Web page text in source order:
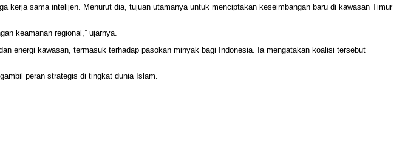
kerja sama intelijen. Menurut dia, tujuan utamanya untuk menciptakan keseimbangan baru di kawasan Timur
keamanan regional,” ujarnya.
energi kawasan, termasuk terhadap pasokan minyak bagi Indonesia. Ia mengatakan koalisi tersebut
peran strategis di tingkat dunia Islam.